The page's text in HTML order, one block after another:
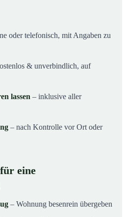
oder telefonisch, mit Angaben zu
& unverbindlich, auf
lassen – inklusive aller
– nach Kontrolle vor Ort oder
eine
– Wohnung besenrein übergeben